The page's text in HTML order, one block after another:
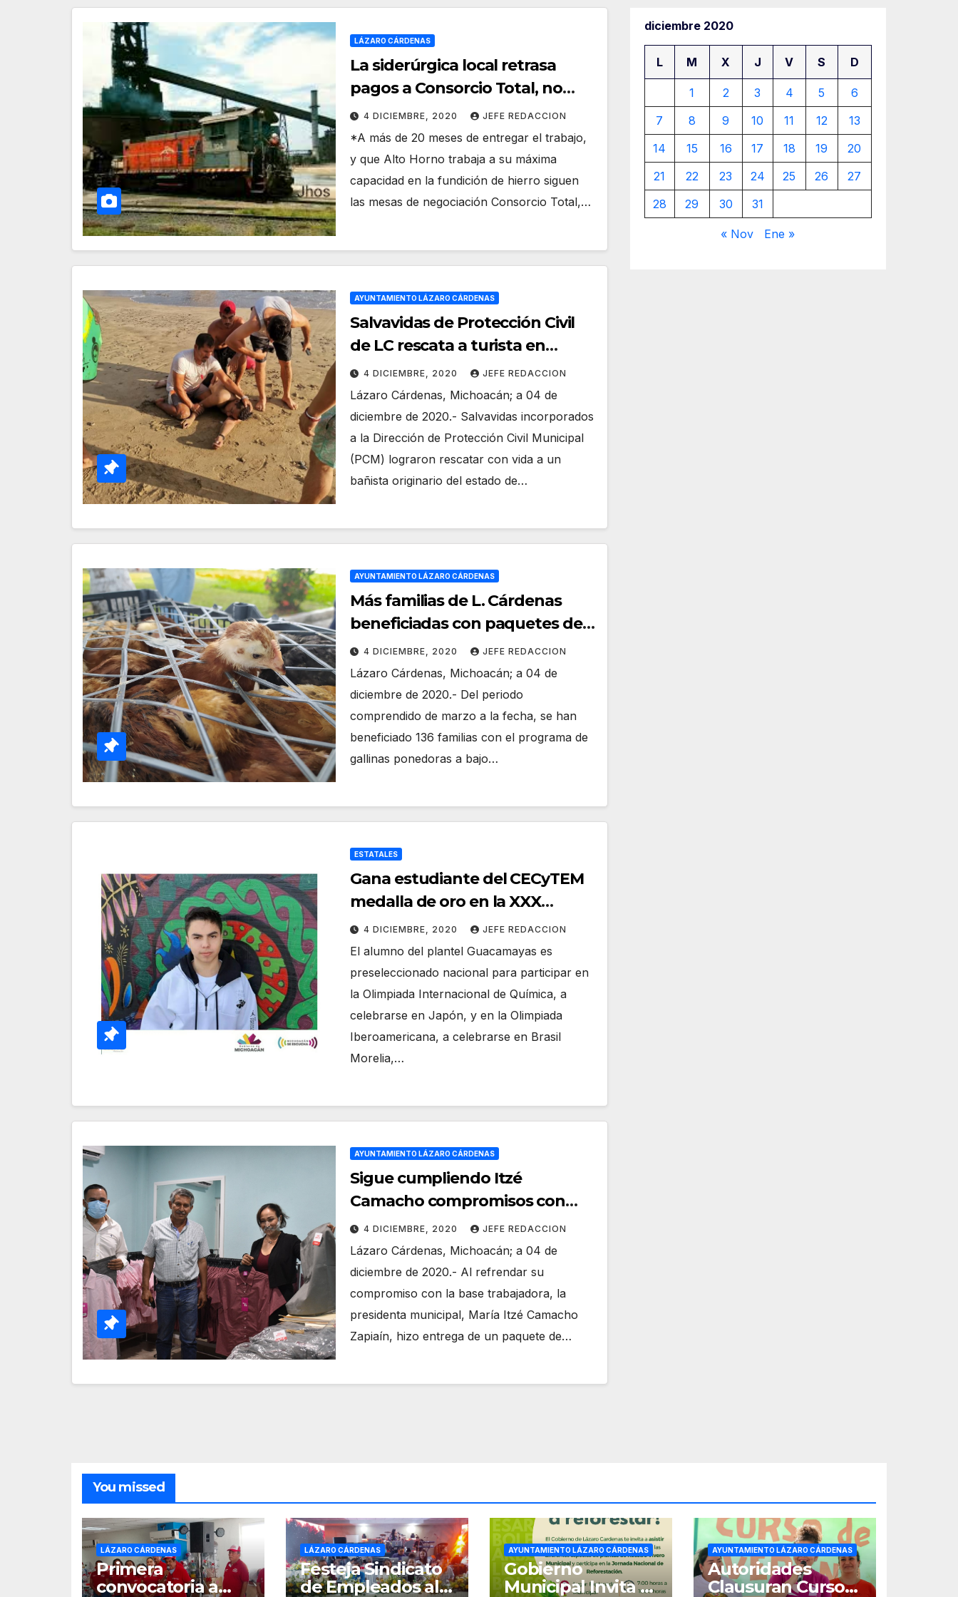
LÁZARO CÁRDENAS
La siderúrgica local retrasa
pagos a Consorcio Total, no
reconoce trabajos extras de la
contratista
4 DICIEMBRE, 2020 JEFE REDACCION
*A más de 20 meses de entregar el trabajo,
y que Alto Horno trabaja a su máxima
capacidad en la fundición de hierro siguen
las mesas de negociación Consorcio Total,…
AYUNTAMIENTO LÁZARO CÁRDENAS
Salvavidas de Protección Civil
de LC rescata a turista en
Caleta de Campos
4 DICIEMBRE, 2020 JEFE REDACCION
Lázaro Cárdenas, Michoacán; a 04 de
diciembre de 2020.- Salvavidas incorporados
a la Dirección de Protección Civil Municipal
(PCM) lograron rescatar con vida a un
bañista originario del estado de…
AYUNTAMIENTO LÁZARO CÁRDENAS
Más familias de L. Cárdenas
beneficiadas con paquetes de
aves de corral
4 DICIEMBRE, 2020 JEFE REDACCION
Lázaro Cárdenas, Michoacán; a 04 de
diciembre de 2020.- Del periodo
comprendido de marzo a la fecha, se han
beneficiado 136 familias con el programa de
gallinas ponedoras a bajo…
ESTATALES
Gana estudiante del CECyTEM
medalla de oro en la XXX
Olimpiada Estatal de Química
4 DICIEMBRE, 2020 JEFE REDACCION
El alumno del plantel Guacamayas es
preseleccionado nacional para participar en
la Olimpiada Internacional de Química, a
celebrarse en Japón, y en la Olimpiada
Iberoamericana, a celebrarse en Brasil
Morelia,…
AYUNTAMIENTO LÁZARO CÁRDENAS
Sigue cumpliendo Itzé
Camacho compromisos con
sindicato
4 DICIEMBRE, 2020 JEFE REDACCION
Lázaro Cárdenas, Michoacán; a 04 de
diciembre de 2020.- Al refrendar su
compromiso con la base trabajadora, la
presidenta municipal, María Itzé Camacho
Zapiaín, hizo entrega de un paquete de…
diciembre 2020
L M X J V S D
1 2 3 4 5
6
7
8 9 10 11 12
13
14
15 16 17 18 19
20
21
22 23 24 25 26
27
28
29 30 31
« Nov Ene »
You missed
LÁZARO CÁRDENAS
Primera
convocatoria a
LÁZARO CÁRDENAS
Festeja Sindicato
de Empleados al
AYUNTAMIENTO LÁZARO CÁRDENAS
Gobierno
Municipal Invita a
AYUNTAMIENTO LÁZARO CÁRDENAS
Autoridades
Clausuran Cursos